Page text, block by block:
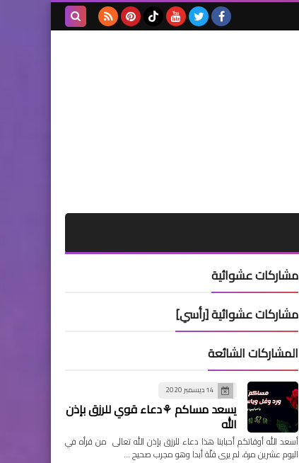
مشاركات عشوائية
مشاركات عشوائية [رأسي]
المشاركات الشائعة
14 ديسمبر 2020
يسعد مساكم ⚘دعاء قوي للرزق بإذن
الله
أسعد الله أوقاتكم أحبابنا هذا دعاء للرزق بإذن الله تعالى من قرأه في
اليوم عشرين مرة، لم يرى قلّة أبدا وهو مجرب صحيح …